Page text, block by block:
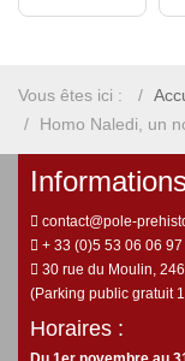
Vous êtes ici :
Homo Naledi, un
contact@pole-
+ 33 (0)5 53 06 06 97
30 rue du Moulin,
(Parking public gratuit
Horaires :